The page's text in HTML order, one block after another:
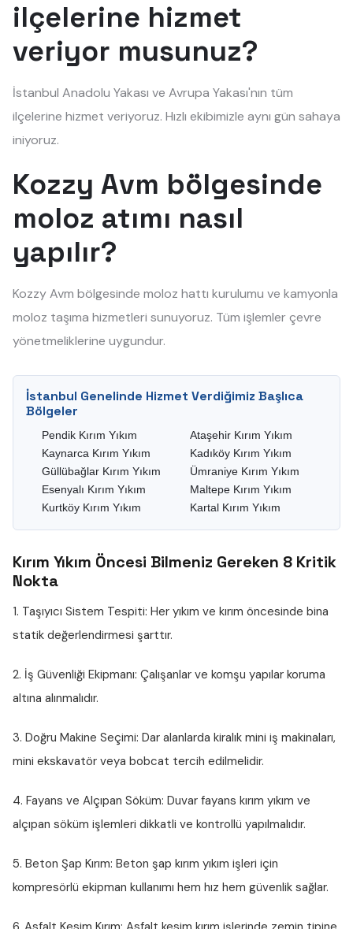
ilçelerine hizmet
veriyor musunuz?
İstanbul Anadolu Yakası ve Avrupa Yakası'nın tüm
ilçelerine hizmet veriyoruz. Hızlı ekibimizle aynı gün sahaya
iniyoruz.
Kozzy Avm bölgesinde
moloz atımı nasıl
yapılır?
Kozzy Avm bölgesinde moloz hattı kurulumu ve kamyonla
moloz taşıma hizmetleri sunuyoruz. Tüm işlemler çevre
yönetmeliklerine uygundur.
İstanbul Genelinde Hizmet Verdiğimiz Başlıca
Bölgeler
Pendik Kırım Yıkım
Kaynarca Kırım Yıkım
Güllübağlar Kırım Yıkım
Esenyalı Kırım Yıkım
Kurtköy Kırım Yıkım
Ataşehir Kırım Yıkım
Kadıköy Kırım Yıkım
Ümraniye Kırım Yıkım
Maltepe Kırım Yıkım
Kartal Kırım Yıkım
Kırım Yıkım Öncesi Bilmeniz Gereken 8 Kritik
Nokta
1. Taşıyıcı Sistem Tespiti: Her yıkım ve kırım öncesinde bina
statik değerlendirmesi şarttır.
2. İş Güvenliği Ekipmanı: Çalışanlar ve komşu yapılar koruma
altına alınmalıdır.
3. Doğru Makine Seçimi: Dar alanlarda kiralık mini iş makinaları,
mini ekskavatör veya bobcat tercih edilmelidir.
4. Fayans ve Alçıpan Söküm: Duvar fayans kırım yıkım ve
alçıpan söküm işlemleri dikkatli ve kontrollü yapılmalıdır.
5. Beton Şap Kırım: Beton şap kırım yıkım işleri için
kompresörlü ekipman kullanımı hem hız hem güvenlik sağlar.